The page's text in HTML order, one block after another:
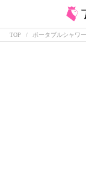
TOP ポータブルシャワ